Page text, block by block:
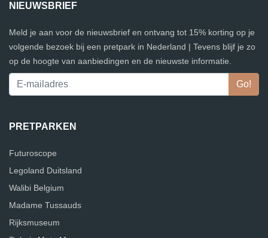
NIEUWSBRIEF
Meld je aan voor de nieuwsbrief en ontvang tot 15% korting op je
volgende bezoek bij een pretpark in Nederland | Tevens blijf je zo
op de hoogte van aanbiedingen en de nieuwste informatie.
PRETPARKEN
Futuroscope
Legoland Duitsland
Walibi Belgium
Madame Tussauds
Rijksmuseum